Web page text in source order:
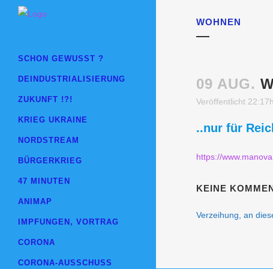
SCHON GEWUSST ?
DEINDUSTRIALISIERUNG
ZUKUNFT !?!
KRIEG UKRAINE
NORDSTREAM
BÜRGERKRIEG
47 MINUTEN
ANIMAP
IMPFUNGEN, VORTRAG
CORONA
CORONA-AUSSCHUSS
WOHNEN
09 AUG.
Veröffentlicht 22:17h
..nur für
https://
KEINE
Verzeihung, an